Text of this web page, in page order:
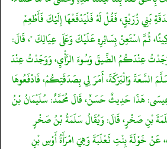
بَنِي زُرَيْقٍ، فَقُلْ لَهُ فَلْيَدْفَعْهَا إِلَيْكَ فَأَطْعِمْ
ثُمَّ اسْتَعِنْ بِسَائِرِهِ عَلَيْكَ وَعَلَى عِيَالِكَ "، قَالَ:
عِنْدَكُمُ الضِّيقَ وَسُوءَ الرَّأْيِ، وَوَجَدْتُ عِنْدَ
السَّعَةَ وَالْبَرَكَةَ، أَمَرَ لِي بِصَدَقَتِكُمْ، فَادْفَعُوهَا
عِيسَى: هَذَا حَدِيثٌ حَسَنٌ، قَالَ مُحَمَّدٌ: سُلَيْمَانُ بْنُ
بْنِ صَخْرٍ، قَالَ: وَيُقَالُ سَلَمَةُ بْنُ صَخْرٍ
عَنْ خَوْلَةَ بِنْتِ ثَعْلَبَةَ وَهِيَ امْرَأَةُ أَوْسِ بْنِ